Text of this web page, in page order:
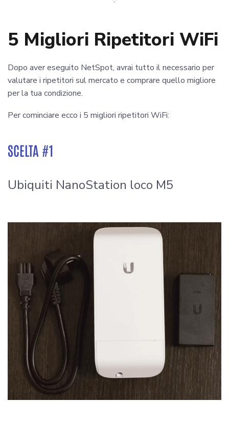
5 Migliori Ripetitori WiFi
Dopo aver eseguito NetSpot, avrai tutto il necessario per
valutare i ripetitori sul mercato e comprare quello migliore
per la tua condizione.
Per cominciare ecco i 5 migliori ripetitori WiFi:
SCELTA #1
Ubiquiti NanoStation loco M5